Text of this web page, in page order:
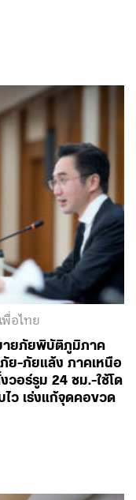
อไทย
ายภัยพิบัติภูมิภาค
ย-ภัยแล้ง ภาคเหนือ
อร์รูม 24 ชม.-ใช้โด
ว เร่งแก้จุดคอขวด